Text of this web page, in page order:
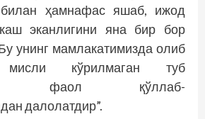
ҳамнафас яшаб, ижод
эканлигини яна бир бор
унинг мамлакатимизда олиб
мисли кўрилмаган туб
фаол қўллаб-
далолатдир”.